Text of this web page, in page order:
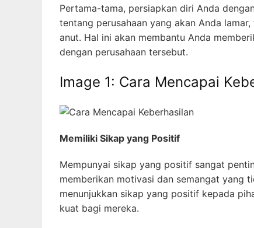
Pertama-tama, persiapkan diri Anda
tentang perusahaan yang akan Anda
anut. Hal ini akan membantu Anda
dengan perusahaan tersebut.
Image 1: Cara Mencapai
Memiliki Sikap yang Positif
Mempunyai sikap yang positif sangat
memberikan motivasi dan semangat yang
menunjukkan sikap yang positif kepada
kuat bagi mereka.